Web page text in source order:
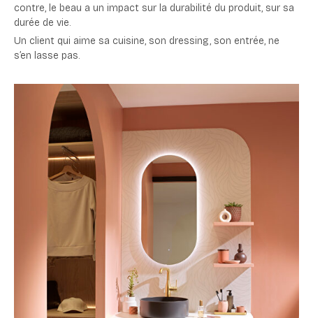
contre, le beau a un impact sur la durabilité du produit, sur sa
durée de vie.
Un client qui aime sa cuisine, son dressing, son entrée, ne
s’en lasse pas.